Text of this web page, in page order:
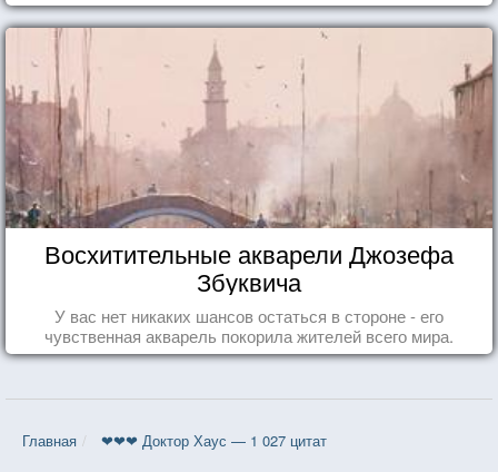
Восхитительные акварели Джозефа
Збуквича
У вас нет никаких шансов остаться в стороне - его
чувственная акварель покорила жителей всего мира.
Главная ❤❤❤ Доктор Хаус — 1 027 цитат